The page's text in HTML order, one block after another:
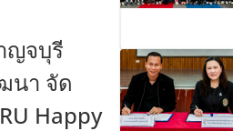
ญจบุรี
นา จัด
Happy